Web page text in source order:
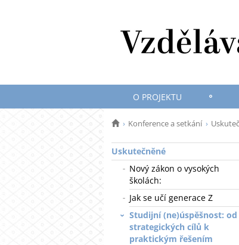
O PROJEKTU
Konference a setkání
Uskutečněné
Nový zákon o vysokých
školách:
Jak se učí generace Z
Studijní (ne)úspěšnost: od
strategických cílů k
praktickým řešením